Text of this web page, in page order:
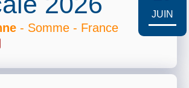
- Somme - France
JUIN